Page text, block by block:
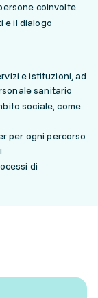
coinvolte
e il dialogo
e istituzioni, ad
sanitario
sociale, come
per ogni percorso
di